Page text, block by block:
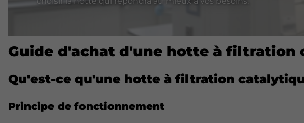
Guide d'achat d'une hotte à filtration
Qu'est-ce qu'une hotte à filtration
Principe de fonctionnement